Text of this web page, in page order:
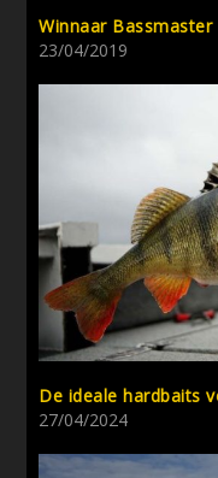
Winnaar Bassmaster
23/04/2019
De ideale hardbaits
27/04/2024